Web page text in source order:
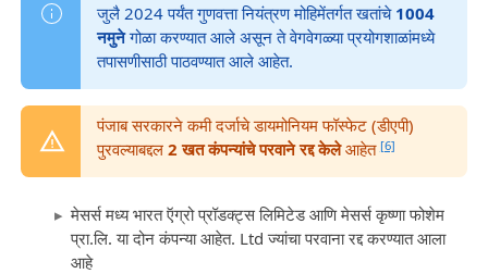
जुलै 2024 पर्यंत गुणवत्ता नियंत्रण मोहिमेंतर्गत खतांचे 1004
नमुनेगोळा करण्यात आले असून ते वेगवेगळ्या प्रयोगशाळांमध्ये
तपासणीसाठी पाठवण्यात आले आहेत.
पंजाब सरकारने कमी दर्जाचे डायमोनियम फॉस्फेट (डीएपी)
पुरवल्याबद्दल 2 खत कंपन्यांचे परवाने रद्द केलेआहेत[6]
मेसर्स मध्य भारत ऍग्रो प्रॉडक्ट्स लिमिटेड आणि मेसर्स कृष्णा फोशेम
प्रा.लि. या दोन कंपन्या आहेत. Ltd ज्यांचा परवाना रद्द करण्यात आला
आहे